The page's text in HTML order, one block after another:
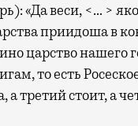
«Да веси, <… >
приидоша в
царство нашего
то есть
третий стоит, а